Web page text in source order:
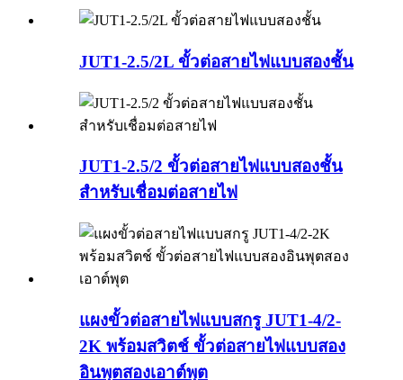
JUT1-2.5/2L ขั้วต่อสายไฟแบบสองชั้น
JUT1-2.5/2 ขั้วต่อสายไฟแบบสองชั้น
สำหรับเชื่อมต่อสายไฟ
แผงขั้วต่อสายไฟแบบสกรู JUT1-4/2-
2K พร้อมสวิตช์ ขั้วต่อสายไฟแบบสอง
อินพุตสองเอาต์พุต